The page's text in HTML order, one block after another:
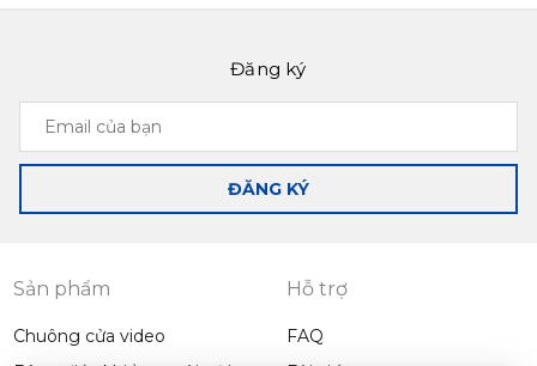
Đăng ký
Email
của
bạn
ĐĂNG KÝ
Sản phẩm
Chuông cửa video
Hỗ trợ
FAQ